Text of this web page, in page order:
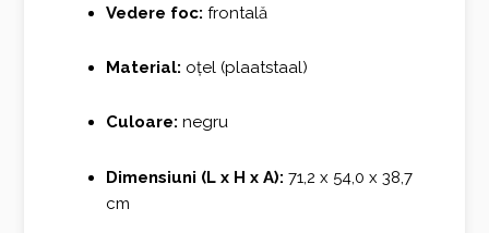
Vedere foc: frontală
Material: oțel (plaatstaal)
Culoare: negru
Dimensiuni (L x H x A): 71,2 x 54,0 x 38,7
cm